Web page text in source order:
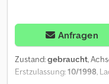
Anfragen
Zustand:gebraucht,
Erstzulassung:10/1998,